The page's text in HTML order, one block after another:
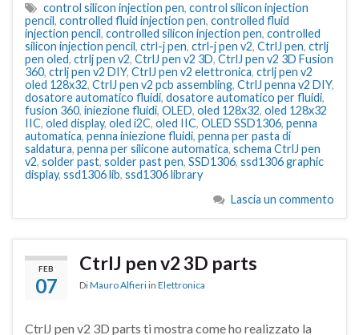
control silicon injection pen, control silicon injection
pencil, controlled fluid injection pen, controlled fluid
injection pencil, controlled silicon injection pen, controlled
silicon injection pencil, ctrl-j pen, ctrl-j pen v2, CtrlJ pen, ctrlj
pen oled, ctrlj pen v2, CtrlJ pen v2 3D, CtrlJ pen v2 3D Fusion
360, ctrlj pen v2 DIY, CtrlJ pen v2 elettronica, ctrlj pen v2
oled 128x32, CtrlJ pen v2 pcb assembling, CtrlJ penna v2 DIY,
dosatore automatico fluidi, dosatore automatico per fluidi,
fusion 360, iniezione fluidi, OLED, oled 128x32, oled 128x32
IIC, oled display, oled i2C, oled IIC, OLED SSD1306, penna
automatica, penna iniezione fluidi, penna per pasta di
saldatura, penna per silicone automatica, schema CtrlJ pen
v2, solder past, solder past pen, SSD1306, ssd1306 graphic
display, ssd1306 lib, ssd1306 library
Lascia un commento
FEB
07
CtrlJ pen v2 3D parts
DiMauro Alfieri in Elettronica
CtrlJ pen v2 3D parts ti mostra come ho realizzato la